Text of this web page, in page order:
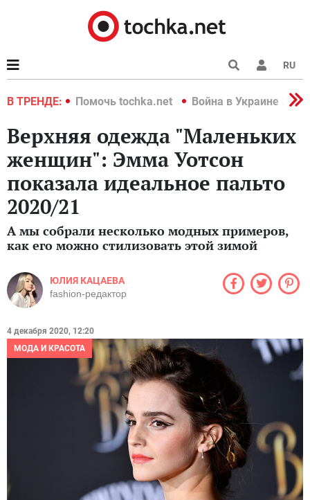
RU
В ТРЕНДЕ:
2022 Помочь tochka.net Война в Украине 2022
Верхняя одежда "Маленьких
женщин": Эмма Уотсон
показала идеальное пальто
2020/21
А мы собрали несколько модных примеров,
как его можно стилизовать этой зимой
ЮЛИЯ КАЦАЕВА
fashion-редактор
4 декабря 2020, 12:20
МОДА И КРАСОТА